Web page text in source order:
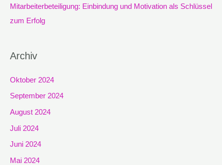
Mitarbeiterbeteiligung: Einbindung und Motivation als Schlüssel
zum Erfolg
Archiv
Oktober 2024
September 2024
August 2024
Juli 2024
Juni 2024
Mai 2024